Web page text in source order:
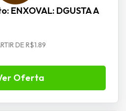
ENXOVAL: DGUSTA A
DE R$1.89
Oferta